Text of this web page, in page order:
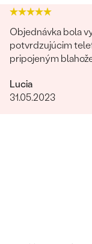
ROZMERY:
ČISTOTA
FARBA:
Objednávka bola
potvrdzujúcim
pripojeným
Lucia
31.05.2023